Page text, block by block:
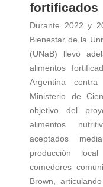
fortificados
Durante 2022 y
Bienestar de la
(UNaB) llevó
alimentos
Argentina
Ministerio de
objetivo del
alimentos
aceptados
producción
comedores
Brown,